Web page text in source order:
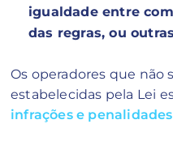
igualdade entre
das regras, ou
Os operadores que não
estabelecidas pela Lei
infrações e penalidades